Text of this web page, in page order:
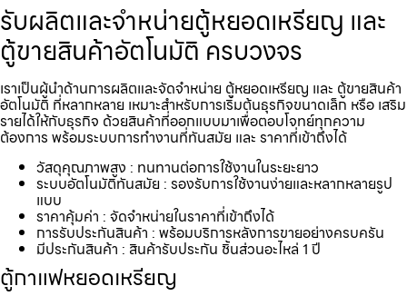
รับผลิตและจำหน่ายตู้หยอดเหรียญ และ
ตู้ขายสินค้าอัตโนมัติ ครบวงจร
เราเป็นผู้นำด้านการผลิตและจัดจำหน่าย ตู้หยอดเหรียญ และ ตู้ขายสินค้า
อัตโนมัติ ที่หลากหลาย เหมาะสำหรับการเริ่มต้นธุรกิจขนาดเล็ก หรือ เสริม
รายได้ให้กับธุรกิจ ด้วยสินค้าที่ออกแบบมาเพื่อตอบโจทย์ทุกความ
ต้องการ พร้อมระบบการทำงานที่ทันสมัย และ ราคาที่เข้าถึงได้
วัสดุคุณภาพสูง : ทนทานต่อการใช้งานในระยะยาว
ระบบอัตโนมัติทันสมัย : รองรับการใช้งานง่ายและหลากหลายรูป
แบบ
ราคาคุ้มค่า : จัดจำหน่ายในราคาที่เข้าถึงได้
การรับประกันสินค้า : พร้อมบริการหลังการขายอย่างครบครัน
มีประกันสินค้า : สินค้ารับประกัน ชิ้นส่วนอะไหล่ 1 ปี
ตู้กาแฟหยอดเหรียญ